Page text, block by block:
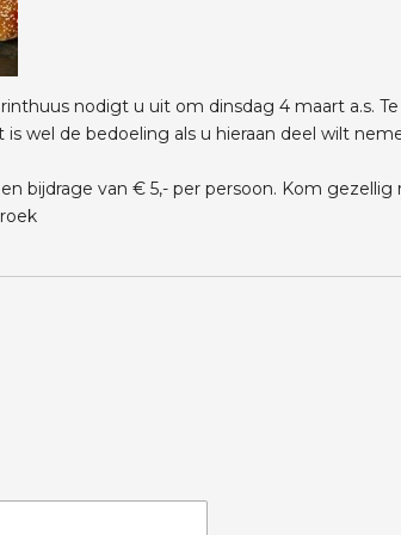
nodigt u uit om dinsdag 4 maart a.s.
wel de bedoeling als u hieraan deel wilt
bijdrage van € 5,- per persoon. Kom